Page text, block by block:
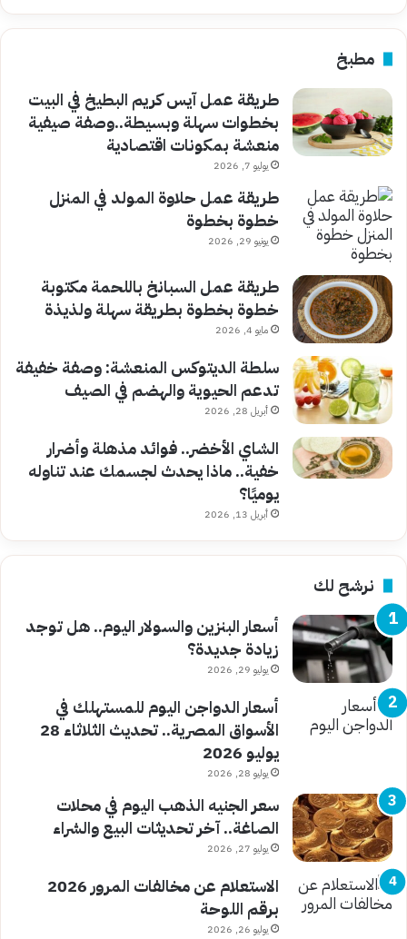
مطبخ
طريقة عمل آيس كريم البطيخ في البيت
بخطوات سهلة وبسيطة..وصفة صيفية
منعشة بمكونات اقتصادية
يوليو 7, 2026
طريقة عمل حلاوة المولد في المنزل
خطوة بخطوة
يونيو 29, 2026
طريقة عمل السبانخ باللحمة مكتوبة
خطوة بخطوة بطريقة سهلة ولذيذة
مايو 4, 2026
سلطة الديتوكس المنعشة: وصفة خفيفة
تدعم الحيوية والهضم في الصيف
أبريل 28, 2026
الشاي الأخضر.. فوائد مذهلة وأضرار
خفية.. ماذا يحدث لجسمك عند تناوله
يوميًا؟
أبريل 13, 2026
نرشح لك
أسعار البنزين والسولار اليوم.. هل توجد
زيادة جديدة؟
يوليو 29, 2026
أسعار الدواجن اليوم للمستهلك في
الأسواق المصرية.. تحديث الثلاثاء 28
يوليو 2026
يوليو 28, 2026
سعر الجنيه الذهب اليوم في محلات
الصاغة.. آخر تحديثات البيع والشراء
يوليو 27, 2026
الاستعلام عن مخالفات المرور 2026
برقم اللوحة
يوليو 26, 2026